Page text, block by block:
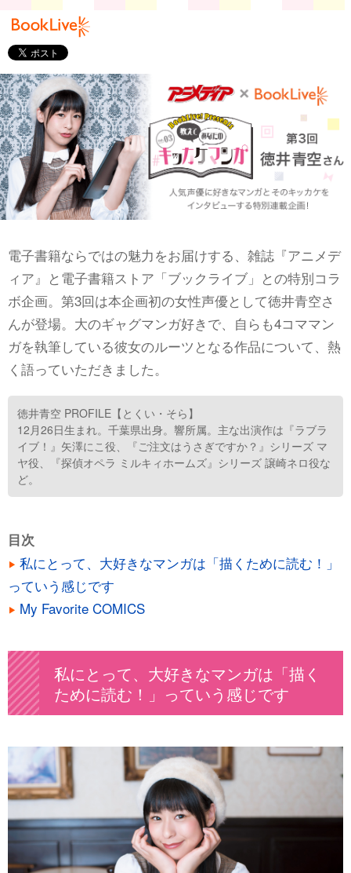
電子書籍ならではの魅力をお届けする、雑誌『アニメデ
ィア』と電子書籍ストア「ブックライブ」との特別コラ
ボ企画。第3回は本企画初の女性声優として徳井青空さ
んが登場。大のギャグマンガ好きで、自らも4コママン
ガを執筆している彼女のルーツとなる作品について、熱
く語っていただきました。
徳井青空 PROFILE【とくい・そら】
12月26日生まれ。千葉県出身。響所属。主な出演作は『ラブラ
イブ！』矢澤にこ役、『ご注文はうさぎですか？』シリーズ マ
ヤ役、『探偵オペラ ミルキィホームズ』シリーズ 譲崎ネロ役な
ど。
目次
私にとって、大好きなマンガは「描くために読む！」
っていう感じです
My Favorite COMICS
私にとって、大好きなマンガは「描く
ために読む！」っていう感じです